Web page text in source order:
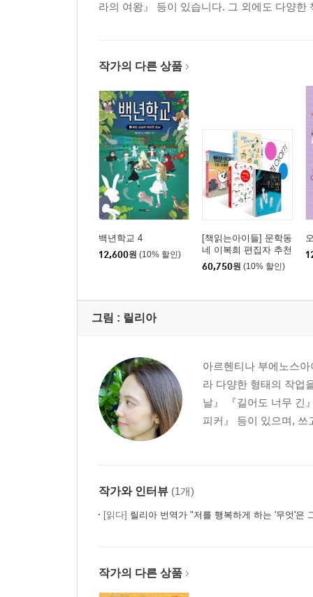
라의 여왕』 등이 있습니다. 그 외에도 다양한
작가의 다른 상품
백년학교 4
12,600원 (10% 할인)
[책읽는아이들] 문학동
네 이복희 편집자 추천
초등 3~4학년 세트
60,750원 (10% 할인)
그림 : 릴리아
아르헨티나 부에노스
라 다양한 형태의 작업
날』 『길어도 너무 긴
피커』 등이 있으며,
작가와 인터뷰 (1개)
[읽다] 릴리아 번역가 "저를 행복하게 하는 '무엇'은
작가의 다른 상품